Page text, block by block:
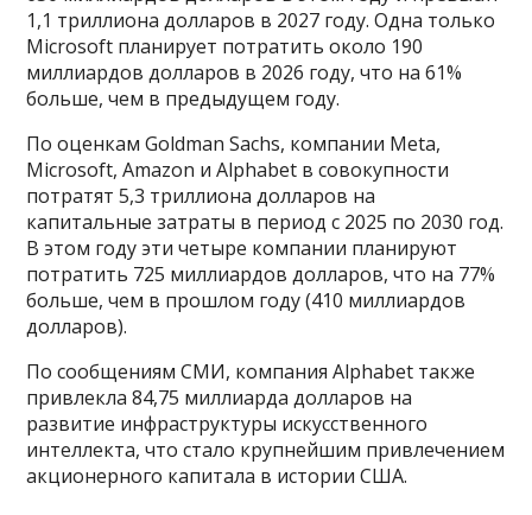
1,1 триллиона долларов в 2027 году. Одна только
Microsoft планирует потратить около 190
миллиардов долларов в 2026 году, что на 61%
больше, чем в предыдущем году.
По оценкам Goldman Sachs, компании Meta,
Microsoft, Amazon и Alphabet в совокупности
потратят 5,3 триллиона долларов на
капитальные затраты в период с 2025 по 2030 год.
В этом году эти четыре компании планируют
потратить 725 миллиардов долларов, что на 77%
больше, чем в прошлом году (410 миллиардов
долларов).
По сообщениям СМИ, компания Alphabet также
привлекла 84,75 миллиарда долларов на
развитие инфраструктуры искусственного
интеллекта, что стало крупнейшим привлечением
акционерного капитала в истории США.